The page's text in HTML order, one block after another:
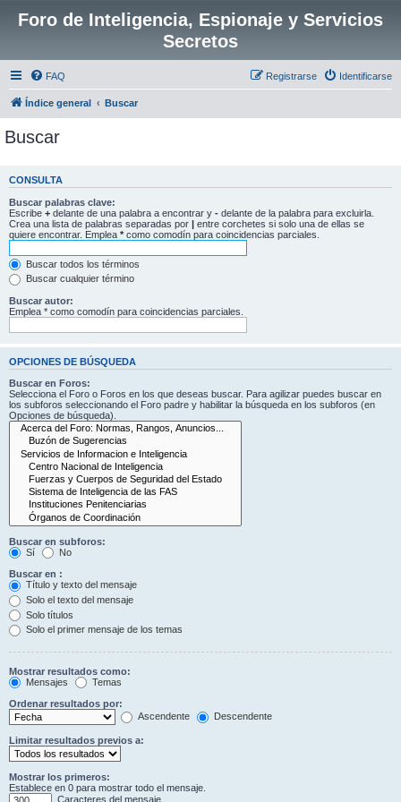
Foro de Inteligencia, Espionaje y Servicios
Secretos
FAQ Identificarse
Registrarse
Índice general Buscar
Buscar
CONSULTA
Buscar palabras clave:
Escribe + delante de una palabra a encontrar y - delante de la palabra para excluirla.
Crea una lista de palabras separadas por | entre corchetes si solo una de ellas se
quiere encontrar. Emplea * como comodín para coincidencias parciales.
Buscar todos los términos
Buscar cualquier término
Buscar autor:
Emplea * como comodín para coincidencias parciales.
OPCIONES DE BÚSQUEDA
Buscar en Foros:
Selecciona el Foro o Foros en los que deseas buscar. Para agilizar puedes buscar en
los subforos seleccionando el Foro padre y habilitar la búsqueda en los subforos (en
Opciones de búsqueda).
Buscar en subforos:
Sí
No
Buscar en :
Título y texto del mensaje
Solo el texto del mensaje
Solo títulos
Solo el primer mensaje de los temas
Mostrar resultados como:
Mensajes
Temas
Ordenar resultados por:
Ascendente
Descendente
Limitar resultados previos a:
Mostrar los primeros:
Establece en 0 para mostrar todo el mensaje.
Caracteres del mensaje